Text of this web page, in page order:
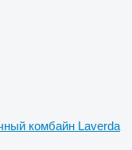
комбайн Laverda